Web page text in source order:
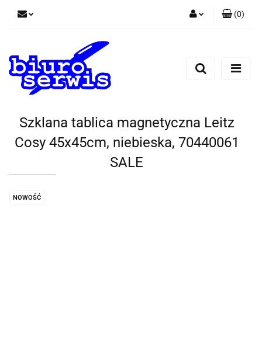
Zarejestruj się
(0)
Szklana tablica magnetyczna Leitz
Cosy 45x45cm, niebieska, 70440061
SALE
NOWOŚĆ